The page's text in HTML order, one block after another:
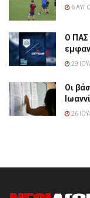
6
Ο ΠΑΣ
29
Οι
26